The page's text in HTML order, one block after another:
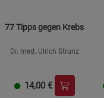
77 Tipps gegen Krebs
Dr. med. Ulrich Strunz
14,00 €